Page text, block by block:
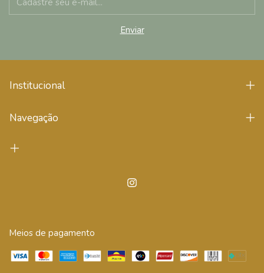
Institucional
Navegação
Meios de pagamento